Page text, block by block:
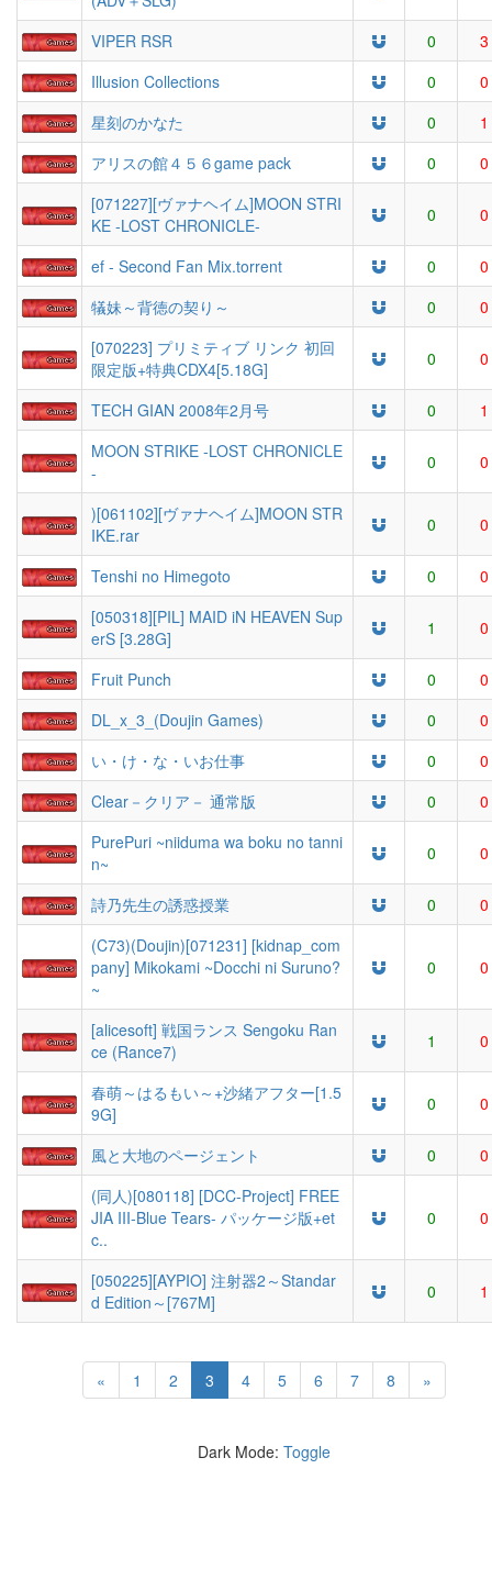
VIPER RSR 0
3
Illusion Collections
0
0
星刻のかなた
0
1
アリスの館４５６game pack
0
0
[071227][ヴァナヘイム]MOON STRI
KE -LOST CHRONICLE-
0 0
ef - Second Fan Mix.torrent 0
0
犠妹～背徳の契り～
0
0
[070223] プリミティブ リンク 初回
限定版+特典CDX4[5.18G]
0 0
TECH GIAN 2008年2月号 0
1
MOON STRIKE -LOST CHRONICLE
-
0 0
)[061102][ヴァナヘイム]MOON STR
IKE.rar
0 0
Tenshi no Himegoto 0
0
[050318][PIL] MAID iN HEAVEN Sup
erS [3.28G]
1 0
Fruit Punch 0
0
DL_x_3_(Doujin Games)
0
0
い・け・な・いお仕事
0
0
Clear－クリア－ 通常版
0
0
PurePuri ~niiduma wa boku no tanni
n~
0 0
詩乃先生の誘惑授業 0
0
(C73)(Doujin)[071231] [kidnap_com
pany] Mikokami ~Docchi ni Suruno?
~
0 0
[alicesoft] 戦国ランス Sengoku Ran
ce (Rance7)
1 0
春萌～はるもい～+沙緒アフター[1.5
9G]
0 0
風と大地のページェント 0
0
(同人)[080118] [DCC-Project] FREE
JIA III-Blue Tears- パッケージ版+et
c..
0 0
[050225][AYPIO] 注射器2～Standar
d Edition～[767M]
0 1
« 1 2 3(current)
4 5 6 7 8 »
Dark Mode: Toggle